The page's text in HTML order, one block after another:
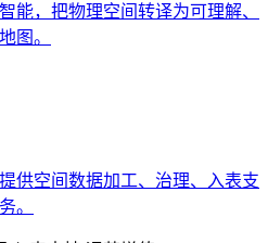
能，把物理空间转译为可理解、
图。
供空间数据加工、治理、入表支
。